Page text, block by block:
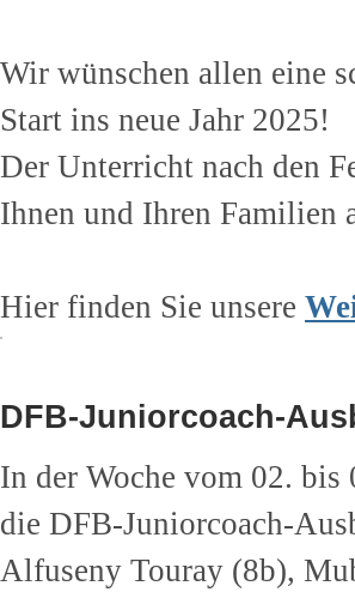
Wir wünschen allen eine
Start ins neue Jahr 2025!
Der Unterricht nach den
Ihnen und Ihren Familien
Hier finden Sie unsere
DFB-Juniorcoach-
In der Woche vom 02. bis
die DFB-Juniorcoach-
Alfuseny Touray (8b),